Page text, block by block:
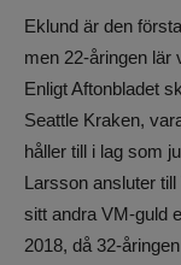
Eklund är den
men 22-åringen lär
Enligt Aftonbladet
Seattle Kraken,
håller till i lag som
Larsson ansluter
sitt andra VM-guld
2018, då 32-